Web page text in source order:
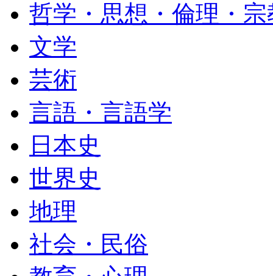
哲学・思想・倫理・宗
文学
芸術
言語・言語学
日本史
世界史
地理
社会・民俗